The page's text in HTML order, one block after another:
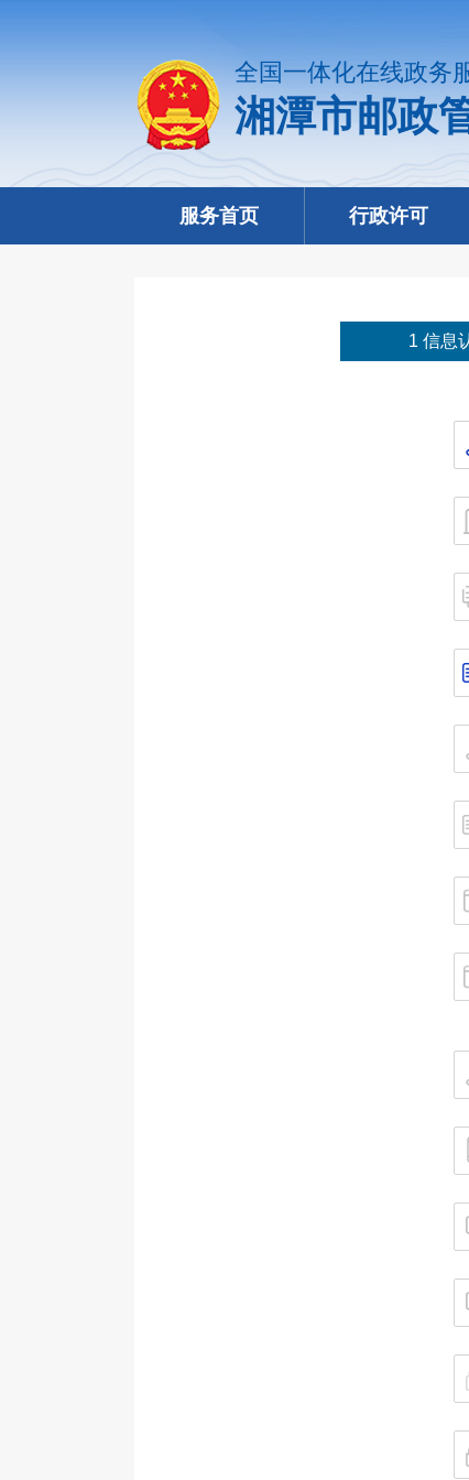
全国一体化在线政务
湘潭市邮政
服务首页 行政许可
1 信息